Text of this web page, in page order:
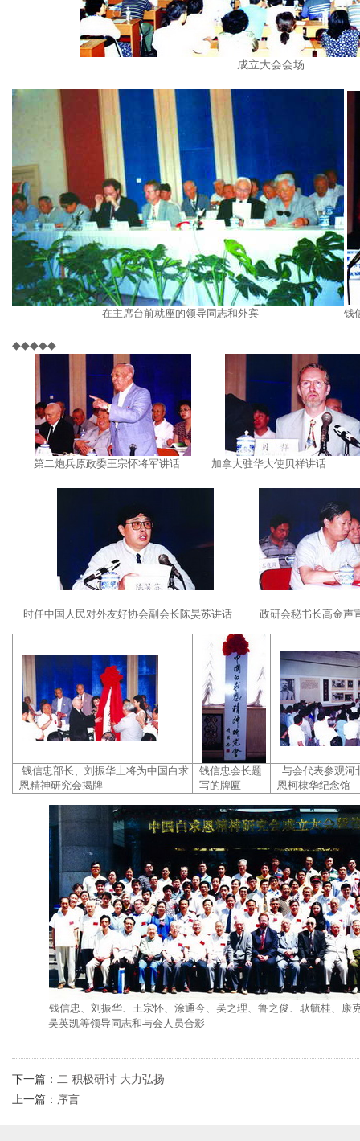
成立大会会场
在主席台前就座的领导同志和外宾 钱信
◆◆◆◆◆
第二炮兵原政委王宗怀将军讲话 加拿大驻华大使贝祥讲话
时任中国人民对外友好协会副会长陈昊苏讲话 政研会秘书长高金声
钱信忠部长、刘振华上将为中国白求
恩精神研究会揭牌
钱信忠会长题
写的牌匾
与会代表参观河
恩柯棣华纪念馆
钱信忠、刘振华、王宗怀、涂通今、吴之理、鲁之俊、耿毓桂、康
吴英凯等领导同志和与会人员合影
下一篇： 二 积极研讨 大力弘扬
上一篇： 序言